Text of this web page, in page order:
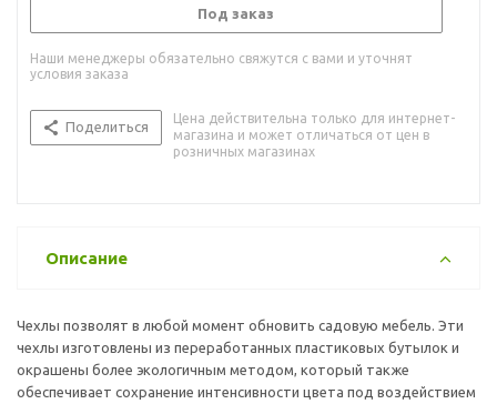
Под заказ
Наши менеджеры обязательно свяжутся с вами и уточнят
условия заказа
Поделиться
Цена действительна только для интернет-
магазина и может отличаться от цен в
розничных магазинах
Описание
Чехлы позволят в любой момент обновить садовую мебель. Эти
чехлы изготовлены из переработанных пластиковых бутылок и
окрашены более экологичным методом, который также
обеспечивает сохранение интенсивности цвета под воздействием